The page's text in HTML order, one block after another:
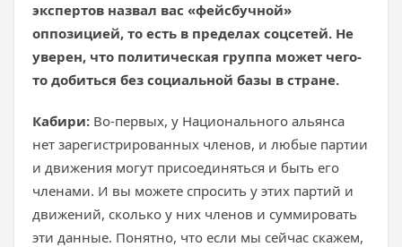
экспертов назвал вас «фейсбучной»
оппозицией, то есть в пределах соцсетей. Не
уверен, что политическая группа может чего-
то добиться без социальной базы в стране.
Кабири: Во-первых, у Национального альянса
нет зарегистрированных членов, и любые партии
и движения могут присоединяться и быть его
членами. И вы можете спросить у этих партий и
движений, сколько у них членов и суммировать
эти данные. Понятно, что если мы сейчас скажем,